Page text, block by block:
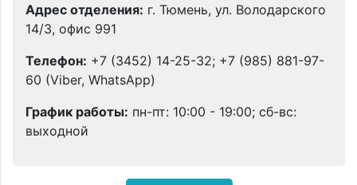
Адрес отделения: г. Тюмень, ул. Володарского
14/3, офис 991
Телефон: +7 (3452) 14-25-32; +7 (985) 881-97-
60 (Viber, WhatsApp)
График работы: пн-пт: 10:00 - 19:00; сб-вс:
выходной